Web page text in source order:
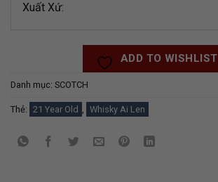
Xuất Xứ:
ADD TO WISHLIST
Danh mục: SCOTCH
Thẻ: 21 Year Old , Whisky Ai Len